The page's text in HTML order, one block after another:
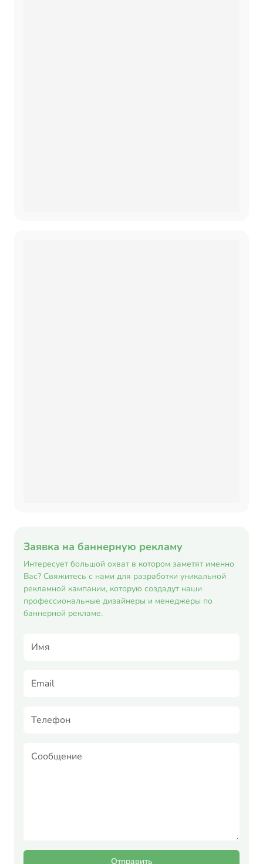
Заявка на баннерную рекламу
Интересует большой охват в котором заметят именно
Вас? Свяжитесь с нами для разработки уникальной
рекламной кампании, которую создадут наши
профессиональные дизайнеры и менеджеры по
баннерной рекламе.
Отправить